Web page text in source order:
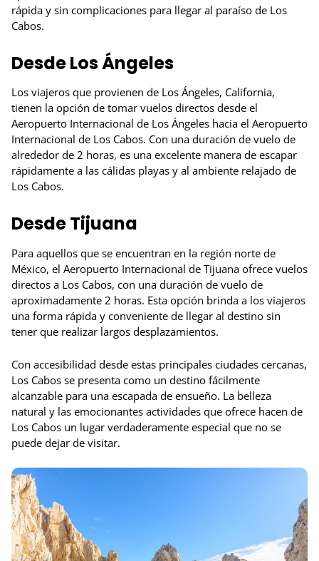
rápida y sin complicaciones para llegar al paraíso de Los
Cabos.
Desde Los Ángeles
Los viajeros que provienen de Los Ángeles, California,
tienen la opción de tomar vuelos directos desde el
Aeropuerto Internacional de Los Ángeles hacia el Aeropuerto
Internacional de Los Cabos. Con una duración de vuelo de
alrededor de 2 horas, es una excelente manera de escapar
rápidamente a las cálidas playas y al ambiente relajado de
Los Cabos.
Desde Tijuana
Para aquellos que se encuentran en la región norte de
México, el Aeropuerto Internacional de Tijuana ofrece vuelos
directos a Los Cabos, con una duración de vuelo de
aproximadamente 2 horas. Esta opción brinda a los viajeros
una forma rápida y conveniente de llegar al destino sin
tener que realizar largos desplazamientos.
Con accesibilidad desde estas principales ciudades cercanas,
Los Cabos se presenta como un destino fácilmente
alcanzable para una escapada de ensueño. La belleza
natural y las emocionantes actividades que ofrece hacen de
Los Cabos un lugar verdaderamente especial que no se
puede dejar de visitar.